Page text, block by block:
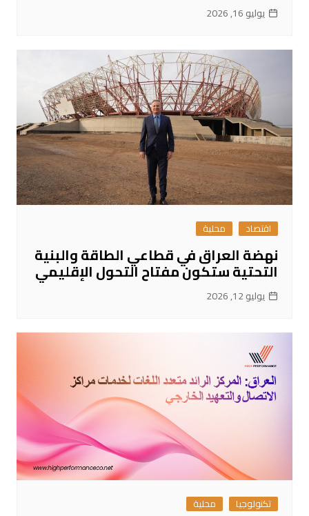
يوليو 16, 2026
اقتصاد محلية
نهضة العراق في قطاعي الطاقة والبنية
التحتية ستكون مفتاح التحول الإقليمي
يوليو 12, 2026
تكنولوجيا محلية